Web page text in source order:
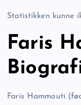
Statistikken kunne
Faris
Faris Hammouti